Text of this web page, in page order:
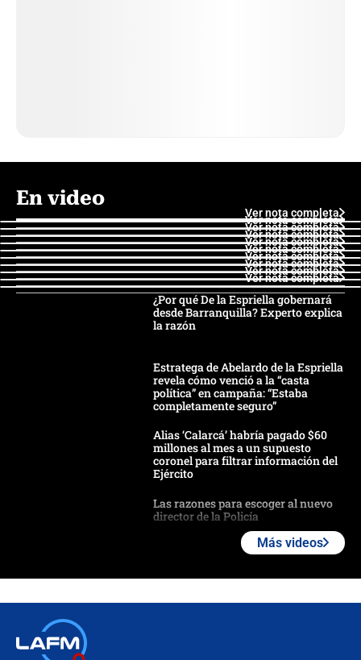
En video
Ver nota completa
Ver nota completa
Ver nota completa
Ver nota completa
Ver nota completa
Ver nota completa
Ver nota completa
Ver nota completa
Ver nota completa
Ver nota completa
¿Por qué De la Espriella gobernará
desde Barranquilla? Experto explica
la razón
Estratega de Abelardo de la Espriella
revela cómo venció a la “casta
política” en campaña: “Estaba
completamente seguro”
Alias ‘Calarcá’ habría pagado $60
millones al mes a un supuesto
coronel para filtrar información del
Ejército
Las razones para escoger al nuevo
director de la Policía
Más videos